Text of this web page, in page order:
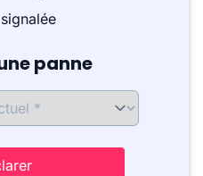
panne